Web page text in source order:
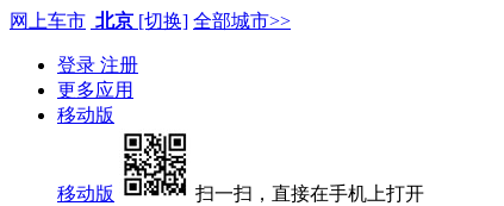
网上车市 北京 [切换] 全部城市>>
登录 注册
更多应用
移动版
移动版
扫一扫，直接在手机上打开